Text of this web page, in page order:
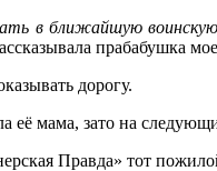
в ближайшую
прабабушка
дорогу.
её мама, зато на
Правда» тот